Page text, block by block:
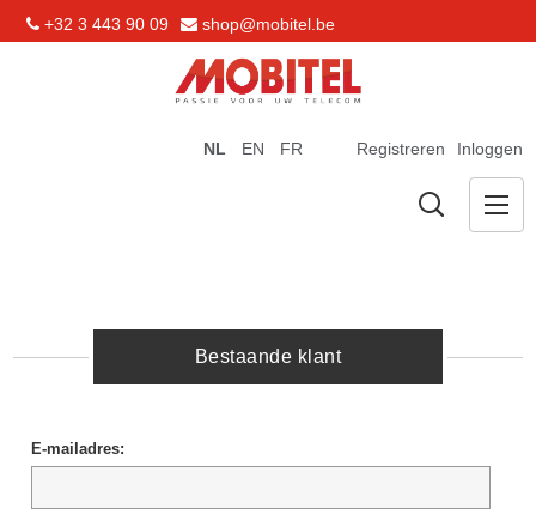
+32 3 443 90 09 shop@mobitel.be
Registreren Inloggen
NL EN FR
Bestaande klant
E-mailadres: